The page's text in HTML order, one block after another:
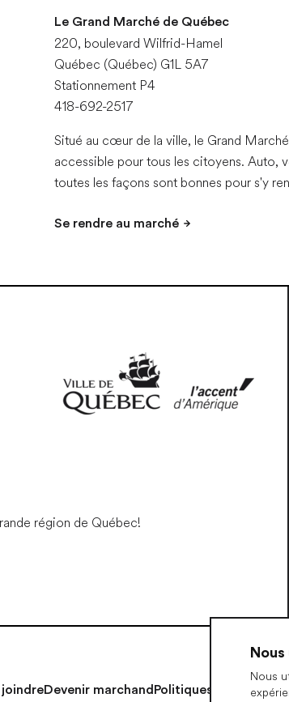
Nous
Le Grand Marché de Québec
220, boulevard Wilfrid-Hamel
Québec (Québec) G1L 5A7
Stationnement P4
418-692-2517
Situé au cœur de la ville, le Grand
accessible pour tous les citoyens. Auto,
toutes les façons sont bonnes pour s'y
Se rendre au marché
région de Québec!
joindreDevenir marchand Politiques